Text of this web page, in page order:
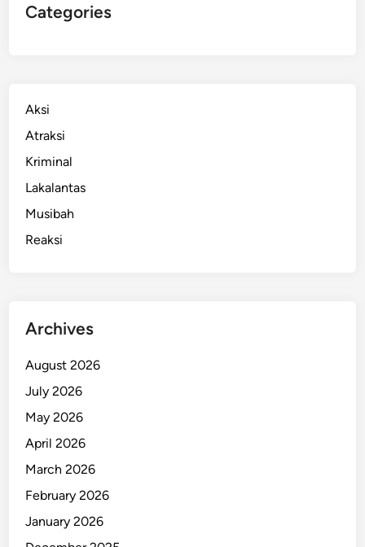
Categories
Aksi
Atraksi
Kriminal
Lakalantas
Musibah
Reaksi
Archives
August 2026
July 2026
May 2026
April 2026
March 2026
February 2026
January 2026